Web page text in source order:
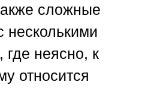
сложные
несколькими
неясно, к
относится